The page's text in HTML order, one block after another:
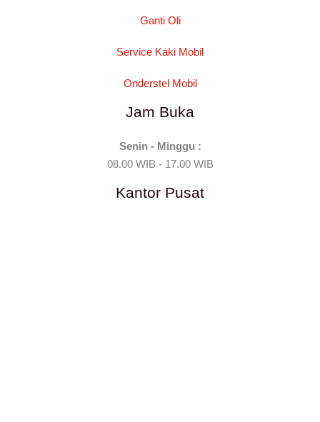
Ganti Oli
Service Kaki Mobil
Onderstel Mobil
Jam Buka
Senin - Minggu :
08.00 WIB - 17.00 WIB
Kantor Pusat